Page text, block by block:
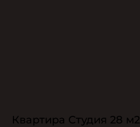
Квартира Студия 28 м2